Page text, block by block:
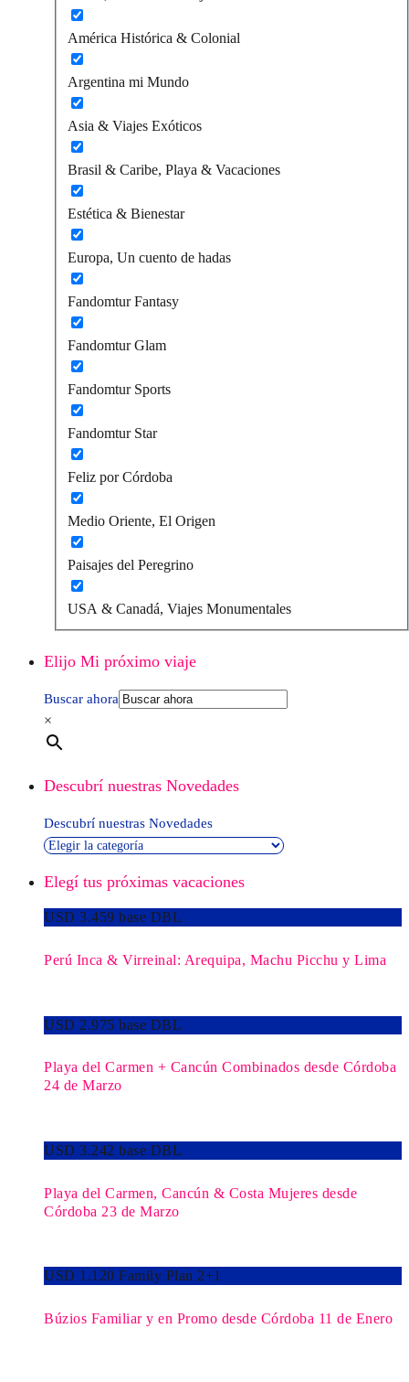
América Histórica & Colonial
Argentina mi Mundo
Asia & Viajes Exóticos
Brasil & Caribe, Playa & Vacaciones
Estética & Bienestar
Europa, Un cuento de hadas
Fandomtur Fantasy
Fandomtur Glam
Fandomtur Sports
Fandomtur Star
Feliz por Córdoba
Medio Oriente, El Origen
Paisajes del Peregrino
USA & Canadá, Viajes Monumentales
Elijo Mi próximo viaje
Buscar ahora
×
Descubrí nuestras Novedades
Descubrí nuestras Novedades
Elegí tus próximas vacaciones
USD 3.459 base DBL
Perú Inca & Virreinal: Arequipa, Machu Picchu y Lima
USD 2.975 base DBL
Playa del Carmen + Cancún Combinados desde Córdoba
24 de Marzo
USD 3.242 base DBL
Playa del Carmen, Cancún & Costa Mujeres desde
Córdoba 23 de Marzo
USD 1.120 Family Plan 2+1
Búzios Familiar y en Promo desde Córdoba 11 de Enero